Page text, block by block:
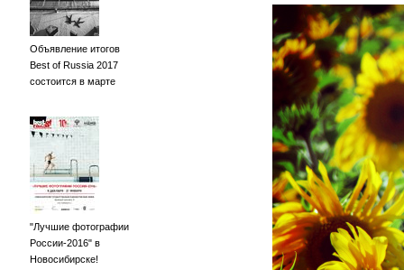
Объявление итогов
Best of Russia 2017
состоится в марте
"Лучшие фотографии
России-2016" в
Новосибирске!